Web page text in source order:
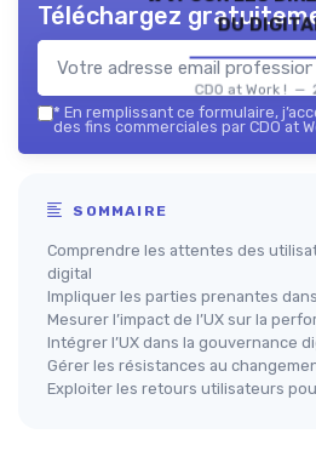
du
CDO at Work ! —
Téléchargez
* En remplissant ce formulaire,
des fins commerciales par CDO at
SOMMAIRE
Comprendre les attentes des
digital
Impliquer les parties prenantes
Mesurer l’impact de l’UX sur la
Intégrer l’UX dans la gouvernance
Gérer les résistances au
Exploiter les retours utilisateurs